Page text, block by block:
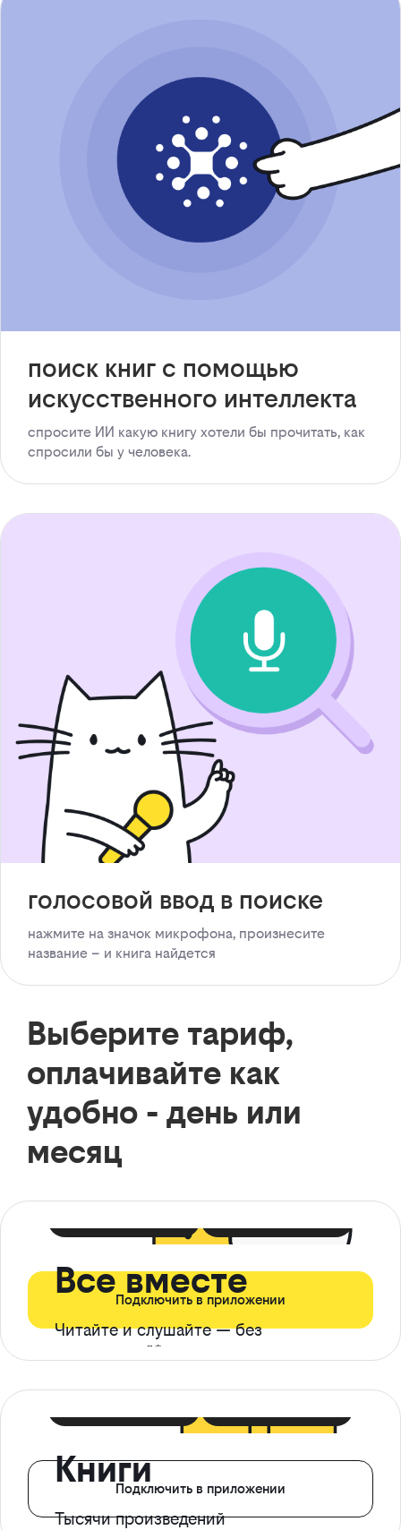
поиск книг с помощью
искусственного интеллекта
спросите ИИ какую книгу хотели бы прочитать, как
спросили бы у человека.
голосовой ввод в поиске
нажмите на значок микрофона, произнесите
название – и книга найдется
Выберите тариф,
оплачивайте как
удобно - день или
месяц
Все вместе
Читайте и слушайте — без
ограничений*
Подключить в приложении
Книги
Тысячи произведений
Подключить в приложении